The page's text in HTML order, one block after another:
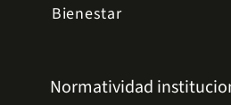
Bienestar
Normatividad